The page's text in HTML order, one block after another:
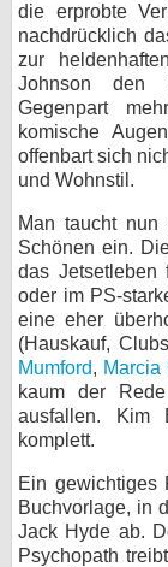
die erprobte
nachdrücklich
zur
Johnson den
Gegenpart
komische
offenbart sich
und Wohnstil.
Man taucht
Schönen ein.
das Jetsetleben
oder im PS-
eine eher
(Hauskauf,
Mumford, Marcia
kaum der
ausfallen. Kim
komplett.
Ein gewichtiges
Buchvorlage, in
Jack Hyde ab.
Psychopath